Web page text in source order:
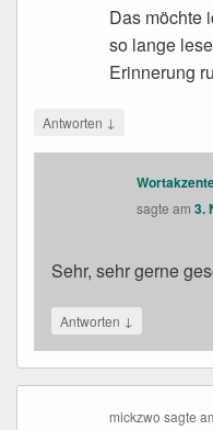
Das möchte
so lange
Erinnerung
Antworten ↓
sagte am3.
Sehr, sehr gerne
Antworten ↓
mickzwo sagte